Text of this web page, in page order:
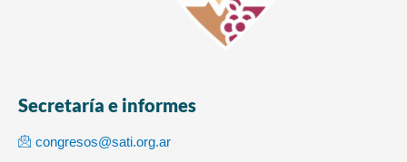
Secretaría e informes
congresos@sati.org.ar